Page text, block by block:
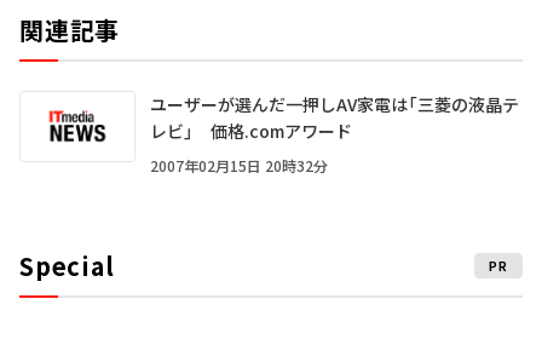
関連記事
ユーザーが選んだ一押しAV家電は「三菱の液晶テ
レビ」 価格.comアワード
2007年02月15日 20時32分
Special PR